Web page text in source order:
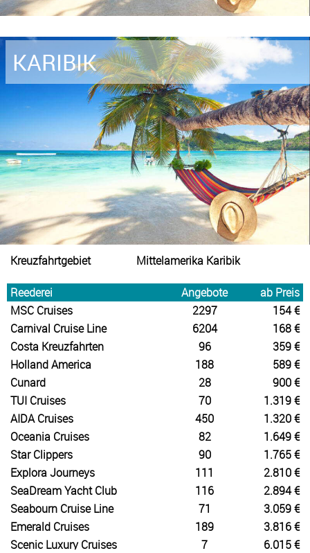
KARIBIK
Kreuzfahrtgebiet Mittelamerika Karibik
Reederei Angebote
ab Preis
MSC Cruises
2297
154 €
Carnival Cruise Line
6204
168 €
Costa Kreuzfahrten
96
359 €
Holland America
188
589 €
Cunard
28
900 €
TUI Cruises
70
1.319 €
AIDA Cruises
450
1.320 €
Oceania Cruises
82
1.649 €
Star Clippers
90
1.765 €
Explora Journeys
111
2.810 €
SeaDream Yacht Club
116
2.894 €
Seabourn Cruise Line
71
3.059 €
Emerald Cruises
189
3.816 €
Scenic Luxury Cruises
7 6.015 €